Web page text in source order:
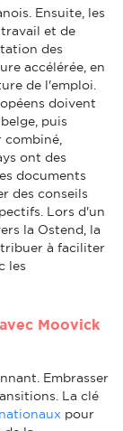
Ensuite, les
et de
des
accélérée, en
de l'emploi.
doivent
puis
ont des
documents
des conseils
Lors d'un
la Ostend, la
à faciliter
les
Moovick
Embrasser
La clé
pour